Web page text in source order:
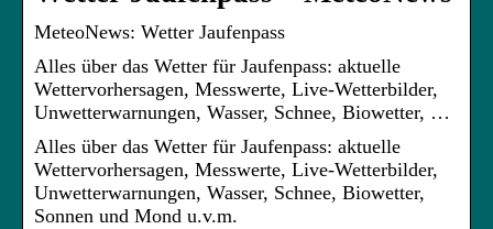
MeteoNews: Wetter Jaufenpass
Alles über das Wetter für Jaufenpass: aktuelle
Wettervorhersagen, Messwerte, Live-Wetterbilder,
Unwetterwarnungen, Wasser, Schnee, Biowetter, …
Alles über das Wetter für Jaufenpass: aktuelle
Wettervorhersagen, Messwerte, Live-Wetterbilder,
Unwetterwarnungen, Wasser, Schnee, Biowetter,
Sonnen und Mond u.v.m.